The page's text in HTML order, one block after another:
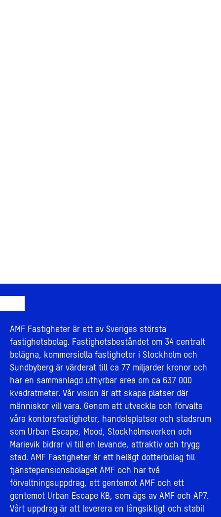
AMF Fastigheter är ett av Sveriges största
fastighetsbolag. Fastighetsbeståndet om 34 centralt
belägna, kommersiella fastigheter i Stockholm och
Sundbyberg är värderat till ca 77 miljarder kronor och
har en sammanlagd uthyrbar area om ca 637 000
kvadratmeter. Vår vision är att skapa platser där
människor vill vara. Genom att utveckla och förvalta
våra kontorsfastigheter, handelsplatser och stadsrum
som Urban Escape, Mood, Stockholmsverken och
Marievik bidrar vi till en levande, attraktiv och trygg
stad. AMF Fastigheter är ett helägt dotterbolag till
tjänstepensionsbolaget AMF och har två
förvaltningsuppdrag, ett gentemot AMF och ett
gentemot Urban Escape KB, som ägs av AMF och AP7.
Vårt uppdrag är att leverera en långsiktigt och stabil